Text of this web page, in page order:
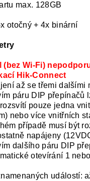
max. 128GB
otočný + 4x binární
(bez Wi-Fi)
Hik-Connect
až se třemi dalšími
páru DIP přepínačů
pouze jedna
nebo více vnitřních
případě musí být
napájeny
dalšího páru DIP
otevírání 1
událostí: